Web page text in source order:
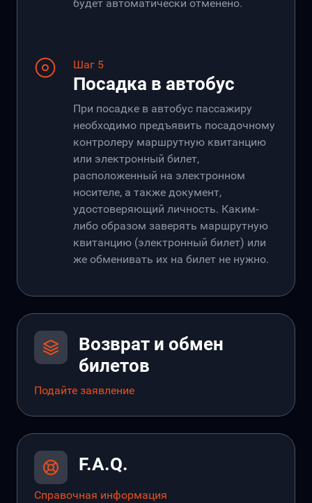
будет автоматически отменено.
Шаг 5
Посадка в автобус
При посадке в автобус пассажиру
необходимо предъявить посадочному
контролеру маршрутную квитанцию
или электронный билет,
расположенный на электронном
носителе, а также документ,
удостоверяющий личность. Каким-
либо образом заверять маршрутную
квитанцию (электронный билет) или
же обменивать их на билет не нужно.
Возврат и обмен
билетов
Подайте заявление
F.A.Q.
Справочная информация